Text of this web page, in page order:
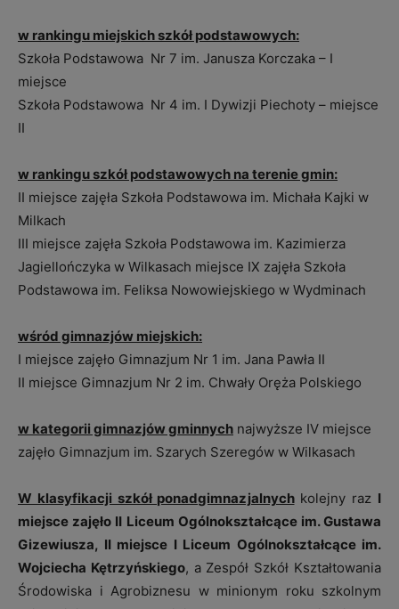
w rankingu miejskich szkół podstawowych:
Szkoła Podstawowa Nr 7 im. Janusza Korczaka – I
miejsce
Szkoła Podstawowa Nr 4 im. I Dywizji Piechoty – miejsce
II
w rankingu szkół podstawowych na terenie gmin:
II miejsce zajęła Szkoła Podstawowa im. Michała Kajki w
Milkach
III miejsce zajęła Szkoła Podstawowa im. Kazimierza
Jagiellończyka w Wilkasach miejsce IX zajęła Szkoła
Podstawowa im. Feliksa Nowowiejskiego w Wydminach
wśród gimnazjów miejskich:
I miejsce zajęło Gimnazjum Nr 1 im. Jana Pawła II
II miejsce Gimnazjum Nr 2 im. Chwały Oręża Polskiego
w kategorii gimnazjów gminnych najwyższe IV miejsce
zajęło Gimnazjum im. Szarych Szeregów w Wilkasach
W klasyfikacji szkół ponadgimnazjalnychkolejny raz I
miejsce zajęło II Liceum Ogólnokształcące im. Gustawa
Gizewiusza, II miejsce I Liceum Ogólnokształcące im.
Wojciecha Kętrzyńskiego, a Zespół Szkół Kształtowania
Środowiska i Agrobiznesu w minionym roku szkolnym